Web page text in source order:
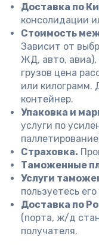
Доставка по
консолидации
Стоимость
Зависит от
ЖД, авто, авиа),
грузов цена
или килограмм.
контейнер.
Упаковка и
услуги по
Страховка.
Таможенные
Услуги
пользуетесь
Доставка по
(порта, ж/д
получателя.